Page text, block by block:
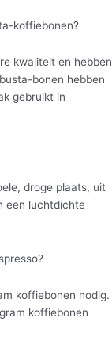
koffiebonen?
kwaliteit en hebben
bonen hebben
gebruikt in
droge plaats, uit
een luchtdichte
koffiebonen nodig.
koffiebonen